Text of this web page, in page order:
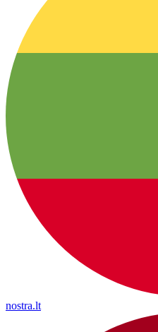
nostra.lt